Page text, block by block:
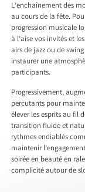
L’enchaînement des
au cours de la fête.
progression musicale
à l’aise vos invités et
airs de jazz ou de
instaurer une
participants.
Progressivement,
percutants pour
élever les esprits au fil
transition fluide et
rythmes endiablés
maintenir
soirée en beauté en
complicité autour de